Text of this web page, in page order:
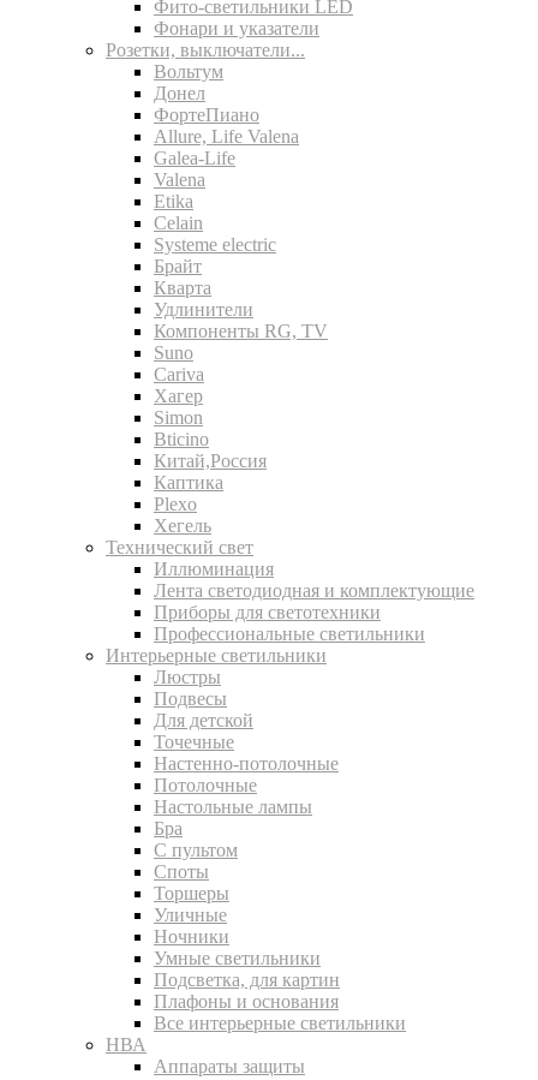
Фито-светильники LED
Фонари и указатели
Розетки, выключатели...
Вольтум
Донел
ФортеПиано
Allure, Life Valena
Galea-Life
Valena
Etika
Celain
Systeme electric
Брайт
Кварта
Удлинители
Компоненты RG, TV
Suno
Cariva
Хагер
Simon
Bticino
Китай,Россия
Каптика
Plexo
Хегель
Технический свет
Иллюминация
Лента светодиодная и комплектующие
Приборы для светотехники
Профессиональные светильники
Интерьерные светильники
Люстры
Подвесы
Для детской
Точечные
Настенно-потолочные
Потолочные
Настольные лампы
Бра
С пультом
Споты
Торшеры
Уличные
Ночники
Умные светильники
Подсветка, для картин
Плафоны и основания
Все интерьерные светильники
НВА
Аппараты защиты